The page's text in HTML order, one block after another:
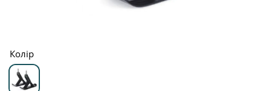
Колір